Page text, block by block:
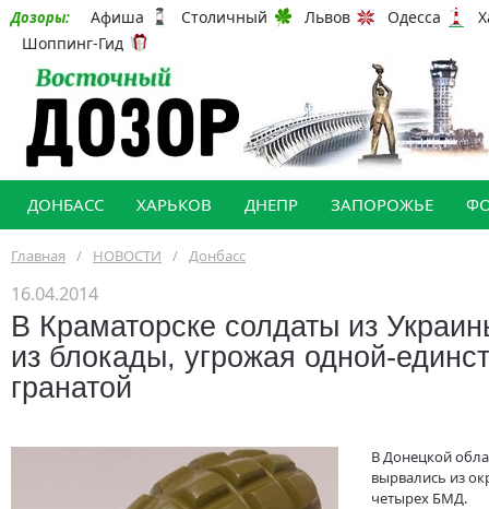
Дозоры: Афиша Столичный Львов Одесса
Шоппинг-Гид
ДОНБАСС ХАРЬКОВ ДНЕПР ЗАПОРОЖЬЕ
Главная / НОВОСТИ / Донбасс
16.04.2014
В Краматорске солдаты из
из блокады, угрожая одной-
гранатой
В Донецкой
вырвались из
четырех БМД.